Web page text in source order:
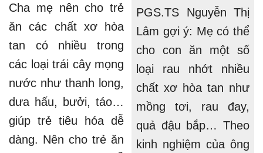
PGS.TS Nguyễn Thị
Lâm gợi ý: Mẹ có thể
cho con ăn một số
loại rau nhớt nhiều
chất xơ hòa tan như
mồng tơi, rau đay,
quả đậu bắp… Theo
kinh nghiệm của ông
Cha mẹ nên cho trẻ
ăn các chất xơ hòa
tan có nhiều trong
các loại trái cây mọng
nước như thanh long,
dưa hấu, bưởi, táo…
giúp trẻ tiêu hóa dễ
dàng. Nên cho trẻ ăn